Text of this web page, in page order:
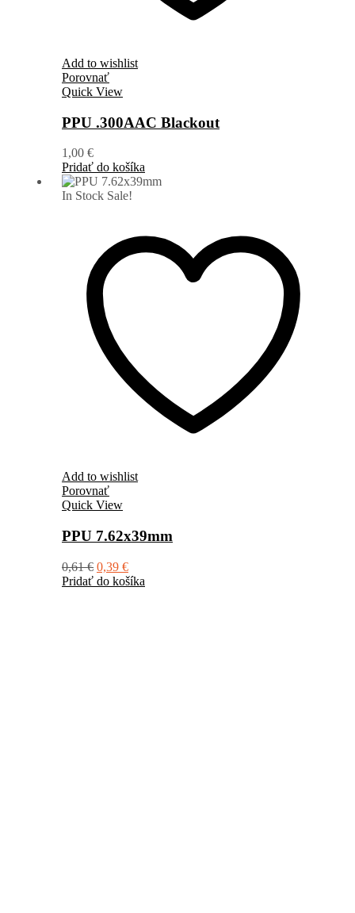
Add to wishlist
Porovnať
Quick View
PPU .300AAC Blackout
1,00 €
Pridať do košíka
In Stock Sale!
Add to wishlist
Porovnať
Quick View
PPU 7.62x39mm
0,61€ 0,39 €
Pridať do košíka